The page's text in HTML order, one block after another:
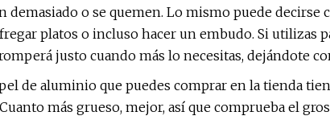
demasiado o se quemen. Lo mismo puede decirse
platos o incluso hacer un embudo. Si utilizas
justo cuando más lo necesitas, dejándote
de aluminio que puedes comprar en la tienda
más grueso, mejor, así que comprueba el